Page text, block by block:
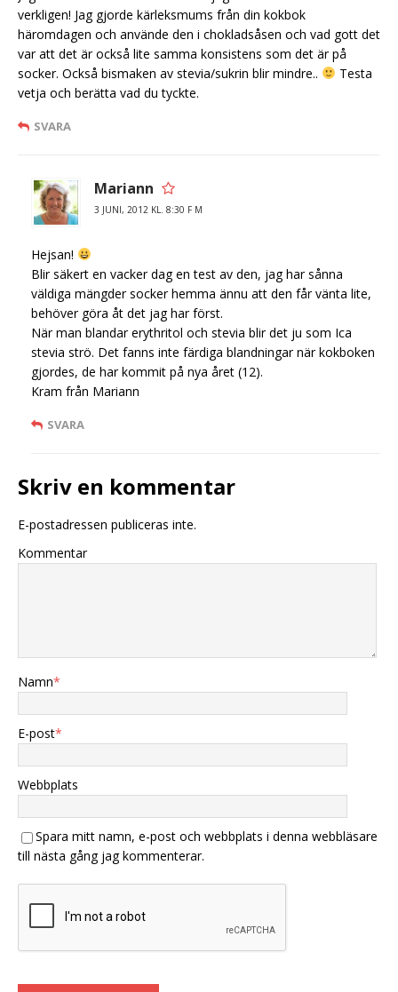
verkligen! Jag gjorde kärleksmums från din kokbok
häromdagen och använde den i chokladsåsen och vad gott det
var att det är också lite samma konsistens som det är på
socker. Också bismaken av stevia/sukrin blir mindre..
Testa
vetja och berätta vad du tyckte.
SVARA
Mariann
3 JUNI, 2012 KL. 8:30 F M
Hejsan!
Blir säkert en vacker dag en test av den, jag har sånna
väldiga mängder socker hemma ännu att den får vänta lite,
behöver göra åt det jag har först.
När man blandar erythritol och stevia blir det ju som Ica
stevia strö. Det fanns inte färdiga blandningar när kokboken
gjordes, de har kommit på nya året (12).
Kram från Mariann
SVARA
Skriv en kommentar
E-postadressen publiceras inte.
Kommentar
Namn*
E-post*
Webbplats
Spara mitt namn, e-post och webbplats i denna webbläsare
till nästa gång jag kommenterar.